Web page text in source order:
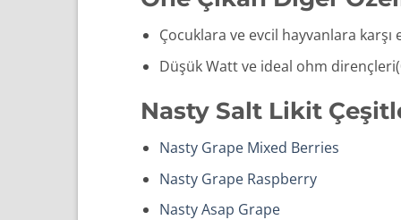
Çocuklara ve evcil hayvanlara
Düşük Watt ve ideal ohm
Nasty Salt Likit
Nasty Grape Mixed Berries
Nasty Grape Raspberry
Nasty Asap Grape